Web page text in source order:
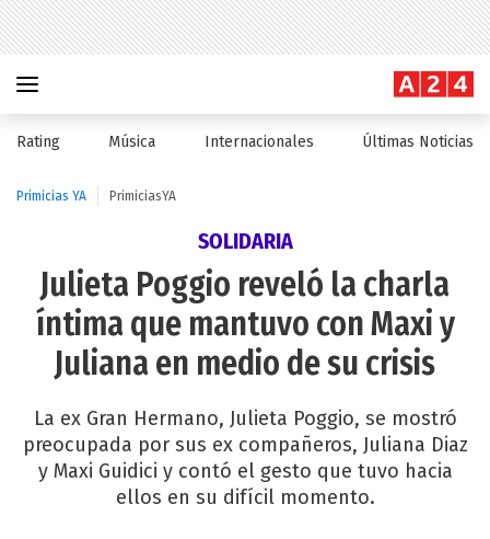
Rating Música Internacionales Últimas Noticias
Primicias YA PrimiciasYA
SOLIDARIA
Julieta Poggio reveló la charla
íntima que mantuvo con Maxi y
Juliana en medio de su crisis
La ex Gran Hermano, Julieta Poggio, se mostró
preocupada por sus ex compañeros, Juliana Diaz
y Maxi Guidici y contó el gesto que tuvo hacia
ellos en su difícil momento.